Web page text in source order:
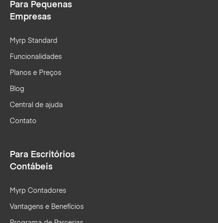
Para Pequenas
Empresas
Myrp Standard
Funcionalidades
Planos e Preços
Blog
Central de ajuda
Contato
Para Escritórios
Contábeis
Myrp Contadores
Vantagens e Benefícios